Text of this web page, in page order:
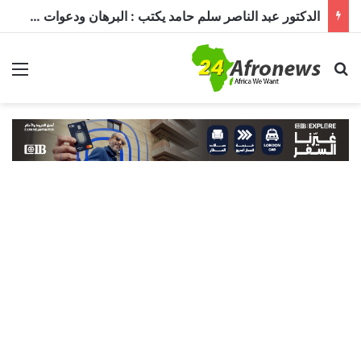
الدكتور عبد الناصر سلم حامد يكتب : البرهان ودعوات الترشيح.. قراءة في تحديات الحكم ومستقبل الدولة
بحث عن